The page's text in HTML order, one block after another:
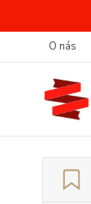
O nás